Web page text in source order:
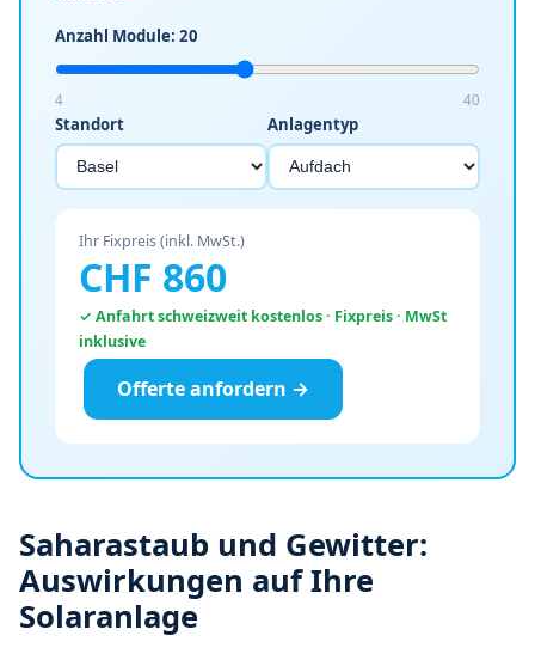
Anzahl Module: 20
4 40
Standort Anlagentyp
Ihr Fixpreis (inkl. MwSt.)
CHF 860
✓ Anfahrt schweizweit kostenlos · Fixpreis · MwSt
inklusive
Offerte anfordern →
Saharastaub und Gewitter:
Auswirkungen auf Ihre
Solaranlage